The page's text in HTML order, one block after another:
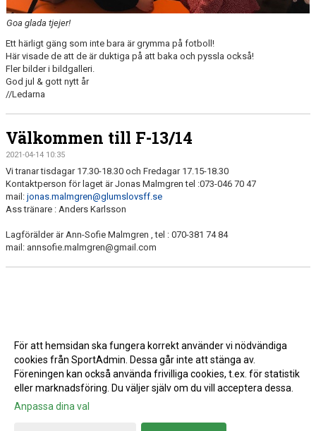
Goa glada tjejer!
Ett härligt gäng som inte bara är grymma på fotboll!
Här visade de att de är duktiga på att baka och pyssla också!
Fler bilder i bildgalleri.
God jul & gott nytt år
//Ledarna
Välkommen till F-13/14
2021-04-14 10:35
Vi tranar tisdagar 17.30-18.30 och Fredagar 17.15-18.30
Kontaktperson för laget är Jonas Malmgren tel :073-046 70 47
mail: jonas.malmgren@glumslovsff.se
Ass tränare : Anders Karlsson
Lagförälder är Ann-Sofie Malmgren , tel : 070-381 74 84
mail: annsofie.malmgren@gmail.com
Gå till Webbversion
För att hemsidan ska fungera korrekt använder vi nödvändiga
cookies från SportAdmin. Dessa går inte att stänga av.
Föreningen kan också använda frivilliga cookies, t.ex. för statistik
eller marknadsföring. Du väljer själv om du vill acceptera dessa.
Anpassa dina val